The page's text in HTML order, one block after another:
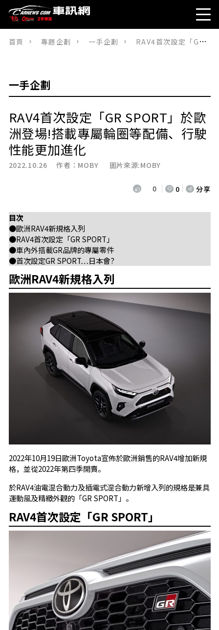
首頁 專題企劃 一手企劃 RAV4首次設定「GR SPORT」於歐洲登場!搭載專屬輪圈等配備、行駛性能更加進化
一手企劃
RAV4首次設定「GR SPORT」於歐
洲登場!搭載專屬輪圈等配備、行駛
性能更加進化
2022.10.26 作者： MOBY 圖片來源:MOBY
0 0 分享
目次
●歐洲RAV4新規格入列
●RAV4首次設定「GR SPORT」
●車內外搭載GR品牌的專屬零件
●首次設定GR SPORT…日本會?
歐洲RAV4新規格入列
2022年10月19日歐洲Toyota宣佈於歐洲銷售的RAV4增加新規
格，並從2022年第四季開賣。
於RAV4油電混合動力及插電式混合動力新增入列的規格是兼具
運動風及精緻外觀的「GR SPORT」。
RAV4首次設定「GR SPORT」